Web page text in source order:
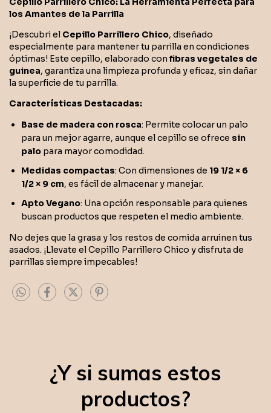
los Amantes de la Parrilla
¡Descubri el Cepillo Parrillero Chico, diseñado
especialmente para mantener tu parrilla en condiciones
óptimas! Este cepillo, elaborado con fibras vegetales de
guinea, garantiza una limpieza profunda y eficaz, sin dañar
la superficie de tu parrilla.
Características Destacadas:
Base de madera con rosca: Permite colocar un palo
para un mejor agarre, aunque el cepillo se ofrece sin
palo para mayor comodidad.
Medidas compactas: Con dimensiones de 19 1/2 × 6
1/2 × 9 cm, es fácil de almacenar y manejar.
Apto Vegano: Una opción responsable para quienes
buscan productos que respeten el medio ambiente.
No dejes que la grasa y los restos de comida arruinen tus
asados. ¡Llevate el Cepillo Parrillero Chico y disfruta de
parrillas siempre impecables!
¿Y si sumas estos
productos?